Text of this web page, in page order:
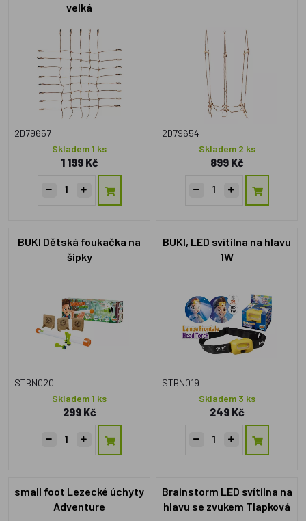
velká
2D79657
Skladem 1 ks
1 199 Kč
2D79654
Skladem 2 ks
899 Kč
BUKI Dětská foukačka na
šipky
STBN020
Skladem 1 ks
299 Kč
BUKI, LED svítilna na hlavu
1W
STBN019
Skladem 3 ks
249 Kč
small foot Lezecké úchyty
Adventure
Brainstorm LED svítilna na
hlavu se zvukem Tlapková